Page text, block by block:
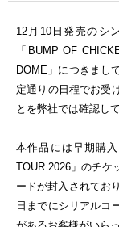
12 月 10日発売のシ
「 BUMP OF
DOME 」につきまし
定通りの日程でお受
とを弊社では確認し
本作品には早期購
TOUR 2026 」のチケ
ードが封入されてお
日までにシリアルコ